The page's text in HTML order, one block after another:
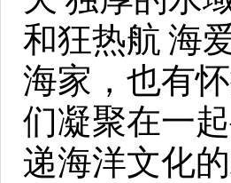
和狂热航 海
海家，也有
们凝聚在一
递海洋文化